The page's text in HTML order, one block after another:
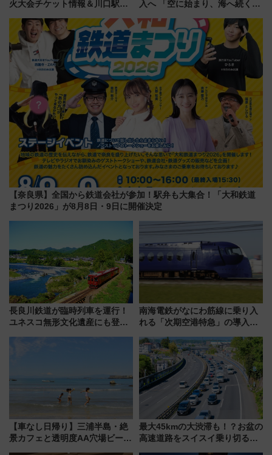
火大会チケット情報＆川口駅か
入へ 「空に始まり、海へ続く」
神秘的なデザイン
【奈良県】全国から鉄道会社が参加！駅弁も大集合！「大和鉄道
まつり2026」が8月8日・9日に開催決定
長良川鉄道が臨時列車を運行！
ユネスコ無形文化遺産にも登録
に 乗車には予約が必要
南海電鉄がなにわ筋線に乗り入
れる「次期空港特急」の導入を
日本初の鉄道デザイン
【車なし日帰り】三浦半島・絶
景カフェと透明度AA穴場ビーチ
最大45kmの大渋滞も！？お盆の
高速道路をスイスイ乗り切る快